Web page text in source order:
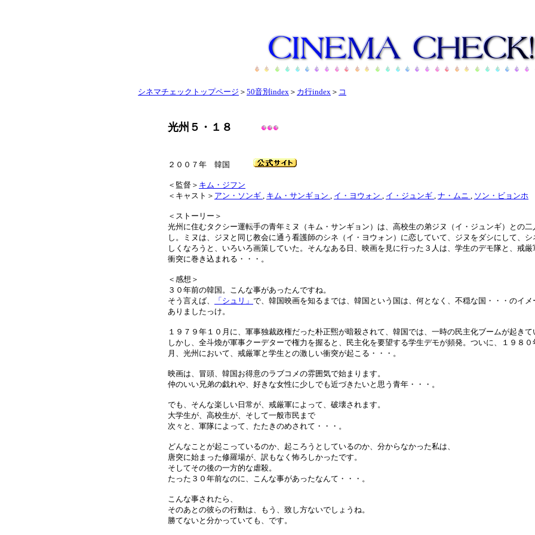
シネマチェックトップページ ＞ 50音別index ＞ カ行index ＞ コ
光州５・１８
２００７年 韓国
＜監督＞ キム・ジフン
＜キャスト＞ アン・ソンギ , キム・サンギョン , イ・ヨウォン , イ・ジュンギ , ナ・ムニ , ソン・ビョンホ
＜ストーリー＞
光州に住むタクシー運転手の青年ミヌ（キム・サンギョン）は、高校生の弟ジヌ（イ・ジュンギ）との二
し。ミヌは、ジヌと同じ教会に通う看護師のシネ（イ・ヨウォン）に恋していて、ジヌをダシにして、シ
しくなろうと、いろいろ画策していた。そんなある日、映画を見に行った３人は、学生のデモ隊と、戒厳
衝突に巻き込まれる・・・。
＜感想＞
３０年前の韓国。こんな事があったんですね。
そう言えば、
「シュリ」 で、韓国映画を知るまでは、韓国という国は、何となく、不穏な国・・・のイメ
ありましたっけ。
１９７９年１０月に、軍事独裁政権だった朴正煕が暗殺されて、韓国では、一時の民主化ブームが起きて
しかし、全斗煥が軍事クーデターで権力を握ると、民主化を要望する学生デモが頻発。ついに、１９８０
月、光州において、戒厳軍と学生との激しい衝突が起こる・・・。
映画は、冒頭、韓国お得意のラブコメの雰囲気で始まります。
仲のいい兄弟の戯れや、好きな女性に少しでも近づきたいと思う青年・・・。
でも、そんな楽しい日常が、戒厳軍によって、破壊されます。
大学生が、高校生が、そして一般市民まで
次々と、軍隊によって、たたきのめされて・・・。
どんなことが起こっているのか、起ころうとしているのか、分からなかった私は、
唐突に始まった修羅場が、訳もなく怖ろしかったです。
そしてその後の一方的な虐殺。
たった３０年前なのに、こんな事があったなんて・・・。
こんな事されたら、
そのあとの彼らの行動は、もう、致し方ないでしょうね。
勝てないと分かっていても、です。